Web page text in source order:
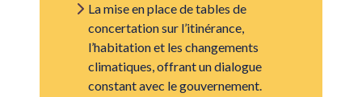
La mise en place de tables de
concertation sur l’itinérance,
l’habitation et les changements
climatiques, offrant un dialogue
constant avec le gouvernement.